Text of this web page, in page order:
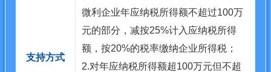
支持方式
微利企业年应纳税所得额不超过100万
元的部分，减按25%计入应纳税所得
额，按20%的税率缴纳企业所得税；
2.对年应纳税所得额超100万元但不超